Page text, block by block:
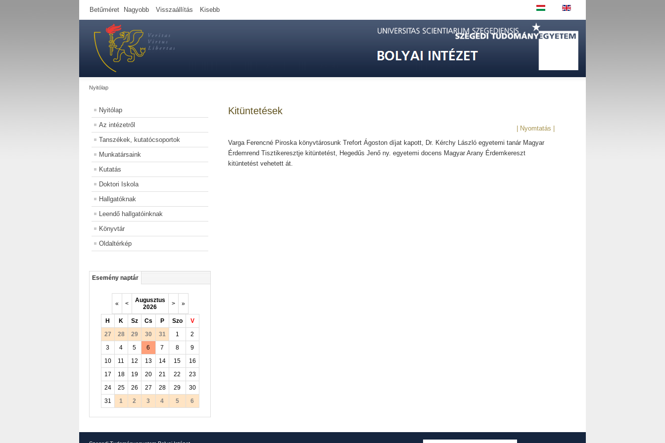
Betűméret Nagyobb Visszaállítás Kisebb
Nyitólap
Nyitólap
Az intézetről
Tanszékek, kutatócsoportok
Munkatársaink
Kutatás
Doktori Iskola
Hallgatóknak
Leendő hallgatóinknak
Könyvtár
Oldaltérkép
Esemény naptár
« <
Augusztus
2026
> »
H K Sz Cs P Szo
V
27
28 29 30 31 1
2
3
4 5 6 7 8
9
10
11 12 13 14 15
16
17
18 19 20 21 22
23
24
25 26 27 28 29
30
31
1 2 3 4 5 6
Kitüntetések
| Nyomtatás |
Varga Ferencné Piroska könyvtárosunk Trefort Ágoston díjat kapott, Dr. Kérchy László egyetemi tanár Magyar
Érdemrend Tisztikeresztje kitüntetést, Hegedűs Jenő ny. egyetemi docens Magyar Arany Érdemkereszt
kitüntetést vehetett át.